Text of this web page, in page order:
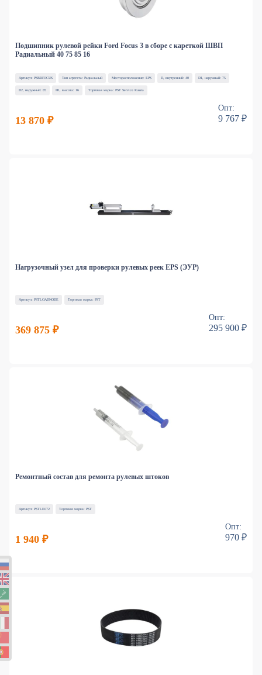
Подшипник рулевой рейки Ford Focus 3 в сборе с кареткой ШВП
Радиальный 40 75 85 16
Артикул: PSBRFOCUS Тип агрегата: Радиальный Месторасположение: EPS D, внутренний: 40 D1, наружный: 75
D2, наружный: 85 H1, высота: 16 Торговая марка: PST Service Russia
13 870 ₽
Опт:
9 767 ₽
Нагрузочный узел для проверки рулевых реек EPS (ЭУР)
Артикул: PSTLOADNODE Торговая марка: PST
369 875 ₽
Опт:
295 900 ₽
Ремонтный состав для ремонта рулевых штоков
Артикул: PSTLE072 Торговая марка: PST
1 940 ₽
Опт:
970 ₽